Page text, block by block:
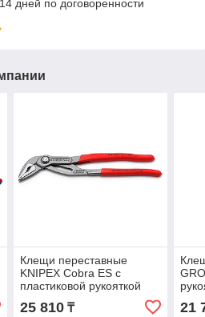
дней по договоренности
Клещи переставные
KNIPEX Cobra ES с
пластиковой рукояткой
250мм 8751250
25 810₸ 21